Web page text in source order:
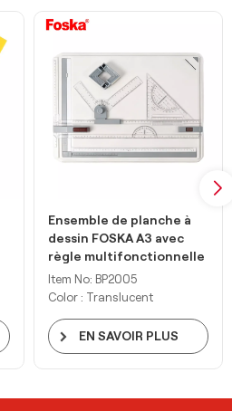
Ensemble de planche à
dessin FOSKA A3 avec
règle multifonctionnelle
à mouvement parallèle
Item No: BP2005
Color : Translucent
EN SAVOIR PLUS